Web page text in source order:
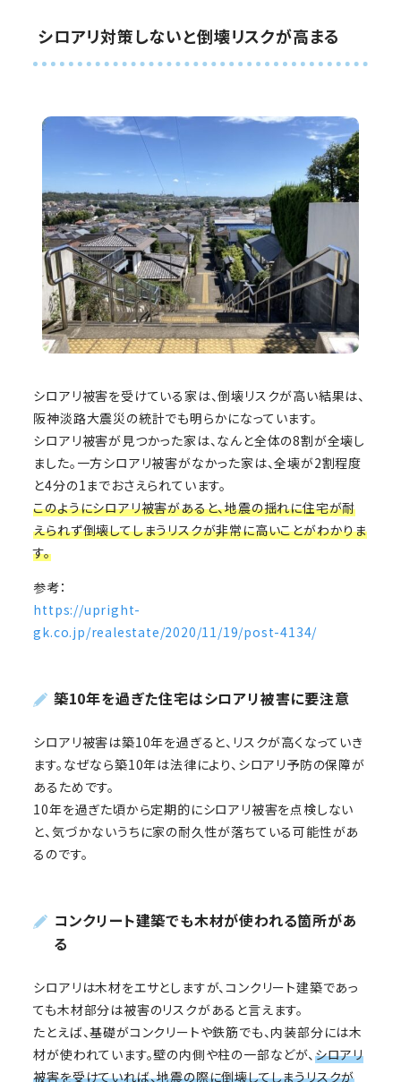
シロアリ対策しないと倒壊リスクが高まる
シロアリ被害を受けている家は、倒壊リスクが高い結果は、
阪神淡路大震災の統計でも明らかになっています。
シロアリ被害が見つかった家は、なんと全体の8割が全壊し
ました。一方シロアリ被害がなかった家は、全壊が2割程度
と4分の1までおさえられています。
このようにシロアリ被害があると、地震の揺れに住宅が耐
えられず倒壊してしまうリスクが非常に高いことがわかりま
す。
参考：
https://upright-
gk.co.jp/realestate/2020/11/19/post-4134/
築10年を過ぎた住宅はシロアリ被害に要注意
シロアリ被害は築10年を過ぎると、リスクが高くなっていき
ます。なぜなら築10年は法律により、シロアリ予防の保障が
あるためです。
10年を過ぎた頃から定期的にシロアリ被害を点検しない
と、気づかないうちに家の耐久性が落ちている可能性があ
るのです。
コンクリート建築でも木材が使われる箇所があ
る
シロアリは木材をエサとしますが、コンクリート建築であっ
ても木材部分は被害のリスクがあると言えます。
たとえば、基礎がコンクリートや鉄筋でも、内装部分には木
材が使われています。壁の内側や柱の一部などが、 シロアリ
被害を受けていれば、地震の際に倒壊してしまうリスクが